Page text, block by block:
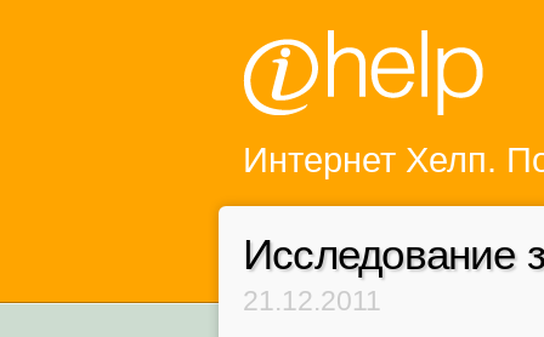
Интернет
Хелп
Интернет Хелп.
Исследование
21.12.2011